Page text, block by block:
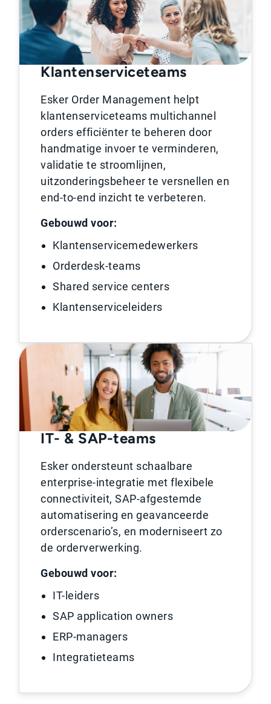
Klantenserviceteams
Esker Order Management helpt
klantenserviceteams multichannel
orders efficiënter te beheren door
handmatige invoer te verminderen,
validatie te stroomlijnen,
uitzonderingsbeheer te versnellen en
end-to-end inzicht te verbeteren.
Gebouwd voor:
Klantenservicemedewerkers
Orderdesk-teams
Shared service centers
Klantenserviceleiders
IT- & SAP-teams
Esker ondersteunt schaalbare
enterprise-integratie met flexibele
connectiviteit, SAP-afgestemde
automatisering en geavanceerde
orderscenario’s, en moderniseert zo
de orderverwerking.
Gebouwd voor:
IT-leiders
SAP application owners
ERP-managers
Integratieteams